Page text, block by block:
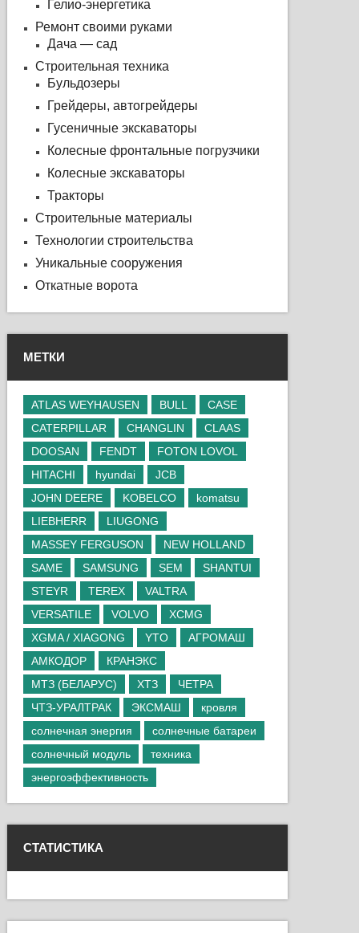
Гелио-энергетика
Ремонт своими руками
Дача — сад
Строительная техника
Бульдозеры
Грейдеры, автогрейдеры
Гусеничные экскаваторы
Колесные фронтальные погрузчики
Колесные экскаваторы
Тракторы
Строительные материалы
Технологии строительства
Уникальные сооружения
Откатные ворота
МЕТКИ
ATLAS WEYHAUSEN BULL
CASE
CATERPILLAR
CHANGLIN
CLAAS
DOOSAN
FENDT
FOTON LOVOL
HITACHI
hyundai
JCB
JOHN DEERE
KOBELCO
komatsu
LIEBHERR
LIUGONG
MASSEY FERGUSON
NEW HOLLAND
SAME
SAMSUNG SEM
SHANTUI
STEYR
TEREX
VALTRA
VERSATILE
VOLVO
XCMG
XGMA / XIAGONG
YTO
АГРОМАШ
АМКОДОР
КРАНЭКС
МТЗ (БЕЛАРУС)
ХТЗ
ЧЕТРА
ЧТЗ-УРАЛТРАК
ЭКСМАШ
кровля
солнечная энергия
солнечные батареи
солнечный модуль
техника
энергоэффективность
СТАТИСТИКА